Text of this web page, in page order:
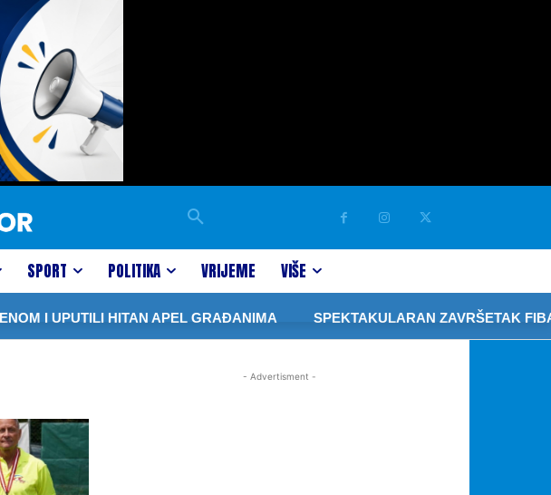
SPORT POLITIKA VRIJEME VIŠE
I UPUTILI HITAN APEL GRAĐANIMA
SPEKTAKULARAN ZAVRŠETAK FIBA
- Advertisment -